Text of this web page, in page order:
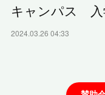
キャンパス
2024.03.26 04:33